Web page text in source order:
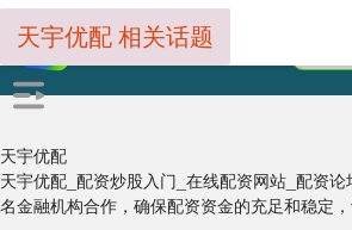
天宇优配
天宇优配_配资炒股入门_在线配资网站_配资
名金融机构合作，确保配资资金的充足和稳定，
天宇优配 相关话题